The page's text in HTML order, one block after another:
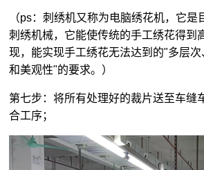
（ps：刺绣机又称为电脑绣花机，它是
刺绣机械，它能使传统的手工绣花得到
现，能实现手工绣花无法达到的"多层
和美观性"的要求。）
第七步：将所有处理好的裁片送至车缝
合工序；